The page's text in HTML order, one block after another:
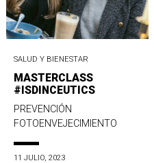
SALUD Y BIENESTAR
MASTERCLASS
#ISDINCEUTICS
PREVENCIÓN
FOTOENVEJECIMIENTO
11 JULIO, 2023